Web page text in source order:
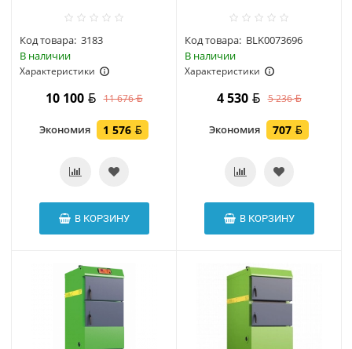
Код товара: 3183
В наличии
Характеристики
10 100 11 676
Экономия 1 576
В КОРЗИНУ
Код товара: BLK0073696
В наличии
Характеристики
4 530 5 236
Экономия 707
В КОРЗИНУ